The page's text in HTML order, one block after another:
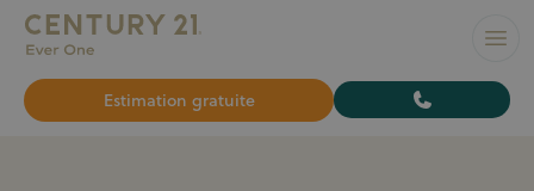
L’AGENCE N°1 À BRUXELLES pour vendre ou louer
Estimation gratuite